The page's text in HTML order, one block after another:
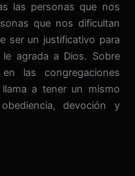
las personas que nos
que nos dificultan
ser un justificativo para
agrada a Dios. Sobre
las congregaciones
a tener un mismo
devoción y